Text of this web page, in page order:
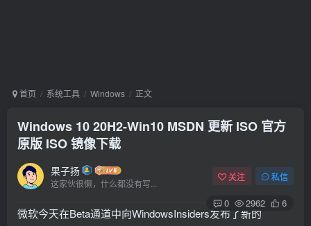
首页 系统工具 Windows 正文
Windows 10 20H2-Win10 MSDN 更新 ISO 官方
原版 ISO 镜像下载
果子扬
这家伙很懒，什么都没有写...
关注 私信
0 2962 6
微软今天在Beta通道中向WindowsInsiders发布了新的